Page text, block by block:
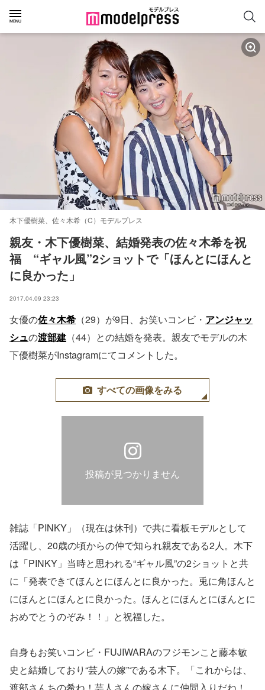
木下優樹菜、佐々木希（C）モデルプレス
親友・木下優樹菜、結婚発表の佐々木希を祝
福　“ギャル風”2ショットで「ほんとにほんと
に良かった」
2017.04.09 23:23
女優の佐々木希 （29）が9日、お笑いコンビ・ アンジャッ
シュの渡部建 （44）との結婚を発表。親友でモデルの木
下優樹菜がInstagramにてコメントした。
すべての画像をみる
投稿が見つかりません
雑誌「PINKY」（現在は休刊）で共に看板モデルとして
活躍し、20歳の頃からの仲で知られ親友である2人。木下
は「PINKY」当時と思われる“ギャル風”の2ショットと共
に「発表できてほんとにほんとに良かった。兎に角ほんと
にほんとにほんとに良かった。ほんとにほんとにほんとに
おめでとうのぞみ！！」と祝福した。
自身もお笑いコンビ・FUJIWARAのフジモンこと藤本敏
史と結婚しており“芸人の嫁”である木下。「これからは、
渡部さんちの希ね！芸人さんの嫁さんに仲間入りだね！